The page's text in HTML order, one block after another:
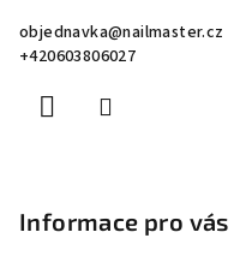
objednavka@nailmaster.cz
+420603806027
Informace pro vás